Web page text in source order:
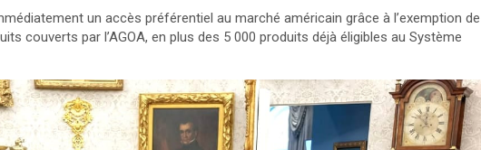
un accès préférentiel au marché américain grâce à l’exemption de
couverts par l’AGOA, en plus des 5 000 produits déjà éligibles au Système